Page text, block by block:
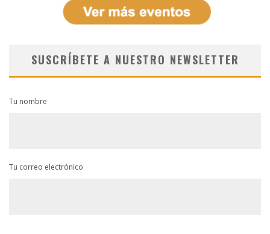
SUSCRÍBETE A NUESTRO NEWSLETTER
Tu nombre
Tu correo electrónico